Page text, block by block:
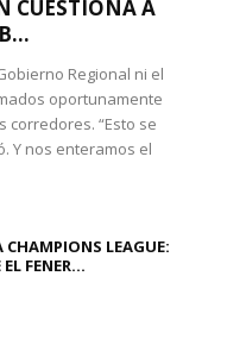
CUESTIONA A
Regional ni el
oportunamente
corredores. “Esto se
Y nos enteramos el
CHAMPIONS LEAGUE:
FENER...